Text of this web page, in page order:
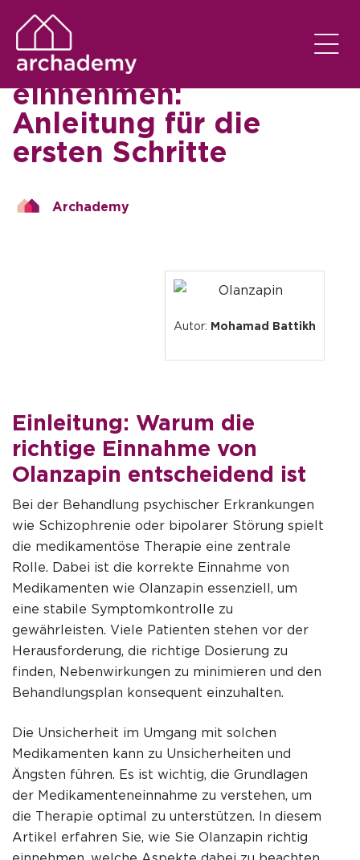
SEM CATEGORIA
Olanzapin richtig
einnehmen:
Anleitung für die
ersten Schritte
Archademy
Autor: Mohamad Battikh
Einleitung: Warum die
richtige Einnahme von
Olanzapin entscheidend ist
Bei der Behandlung psychischer Erkrankungen
wie Schizophrenie oder bipolarer Störung spielt
die medikamentöse Therapie eine zentrale
Rolle. Dabei ist die korrekte Einnahme von
Medikamenten wie Olanzapin essenziell, um
eine stabile Symptomkontrolle zu
gewährleisten. Viele Patienten stehen vor der
Herausforderung, die richtige Dosierung zu
finden, Nebenwirkungen zu minimieren und den
Behandlungsplan konsequent einzuhalten.
Die Unsicherheit im Umgang mit solchen
Medikamenten kann zu Unsicherheiten und
Ängsten führen. Es ist wichtig, die Grundlagen
der Medikamenteneinnahme zu verstehen, um
die Therapie optimal zu unterstützen. In diesem
Artikel erfahren Sie, wie Sie Olanzapin richtig